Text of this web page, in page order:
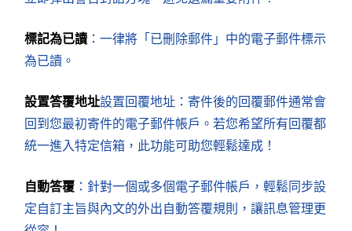
標記為已讀 ：一律將「已刪除郵件」中的電子郵件標示
為已讀。
設置答覆地址設置回覆地址：寄件後的回覆郵件通常會
回到您最初寄件的電子郵件帳戶。若您希望所有回覆都
統一進入特定信箱，此功能可助您輕鬆達成！
自動答覆 ：針對一個或多個電子郵件帳戶，輕鬆同步設
定自訂主旨與內文的外出自動答覆規則，讓訊息管理更